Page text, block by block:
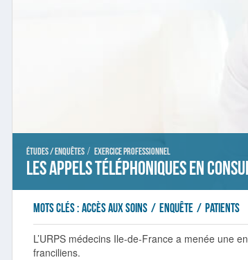
Études / Enquêtes / Exercice professionnel
Les appels téléphoniques en
Mots clés :accès aux soins / enquête / patients
L’URPS médecins Ile-de-France a menée une
franciliens.